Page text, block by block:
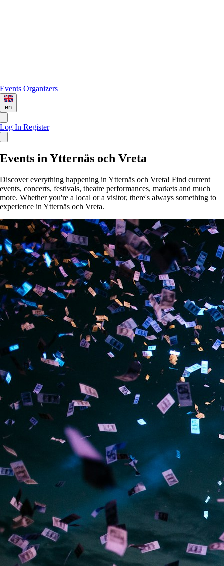
Events Organizers
en
Log In Register
Events in Ytternäs och Vreta
Discover everything happening in Ytternäs och Vreta! Find current
events, concerts, festivals, theatre performances, markets and much
more. Whether you're a local or a visitor, there's always something to
experience in Ytternäs och Vreta.